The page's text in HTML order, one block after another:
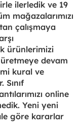
ilerledik ve 19
mağazalarımızı
çalışmaya
ürünlerimizi
devam
kural ve
online
Yeni yeni
göre kararlar